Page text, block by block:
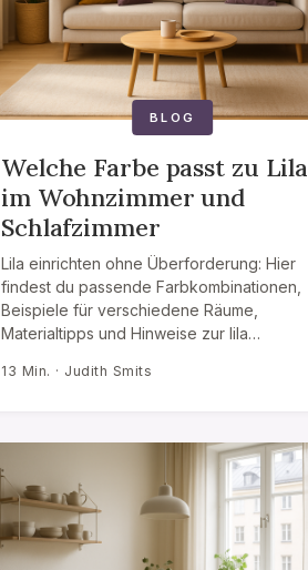
BLOG
Welche Farbe passt zu Lila
im Wohnzimmer und
Schlafzimmer
Lila einrichten ohne Überforderung: Hier
findest du passende Farbkombinationen,
Beispiele für verschiedene Räume,
Materialtipps und Hinweise zur lila…
13 Min. · Judith Smits